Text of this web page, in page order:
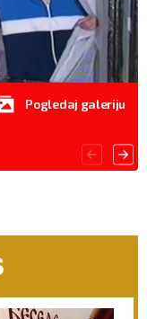
Pogledaj galeriju